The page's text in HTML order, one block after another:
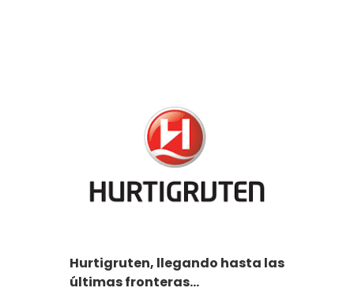
Hurtigruten, llegando hasta las
últimas fronteras…